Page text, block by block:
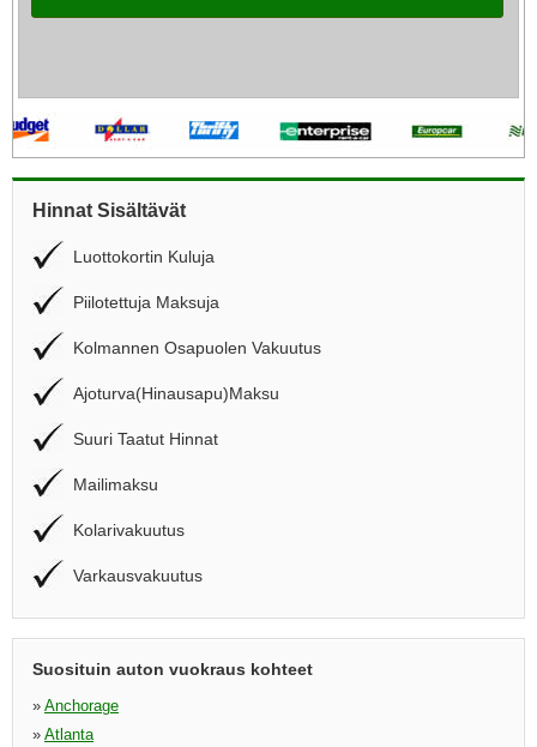
Hinnat Sisältävät
Luottokortin Kuluja
Piilotettuja Maksuja
Kolmannen Osapuolen Vakuutus
Ajoturva(Hinausapu)Maksu
Suuri Taatut Hinnat
Mailimaksu
Kolarivakuutus
Varkausvakuutus
Suosituin auton vuokraus kohteet
» Anchorage
» Atlanta